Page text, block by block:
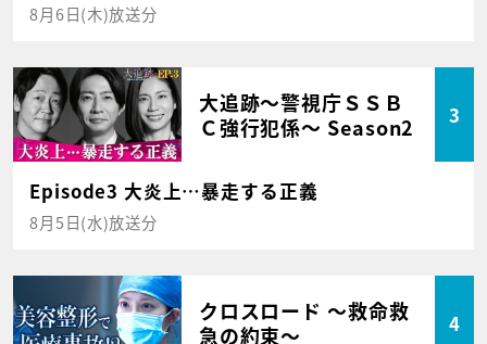
8月6日(木)放送分
大追跡～警視庁ＳＳＢ
Ｃ強行犯係～ Season2
3
Episode3 大炎上…暴走する正義
8月5日(水)放送分
クロスロード ～救命救
急の約束～
4